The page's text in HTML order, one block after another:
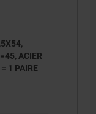
ACIER
1 PAIRE